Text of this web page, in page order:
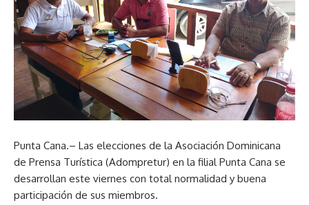
Punta Cana.– Las elecciones de la Asociación Dominicana
de Prensa Turística (Adompretur) en la filial Punta Cana se
desarrollan este viernes con total normalidad y buena
participación de sus miembros.